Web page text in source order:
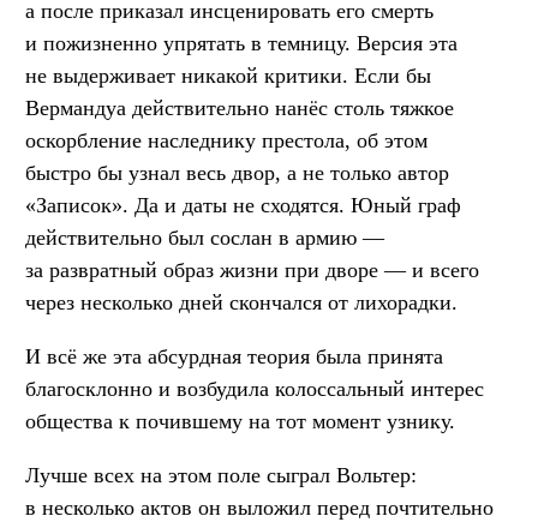
а после приказал инсценировать его смерть
и пожизненно упрятать в темницу. Версия эта
не выдерживает никакой критики. Если бы
Вермандуа действительно нанёс столь тяжкое
оскорбление наследнику престола, об этом
быстро бы узнал весь двор, а не только автор
«Записок». Да и даты не сходятся. Юный граф
действительно был сослан в армию —
за развратный образ жизни при дворе — и всего
через несколько дней скончался от лихорадки.
И всё же эта абсурдная теория была принята
благосклонно и возбудила колоссальный интерес
общества к почившему на тот момент узнику.
Лучше всех на этом поле сыграл Вольтер:
в несколько актов он выложил перед почтительно